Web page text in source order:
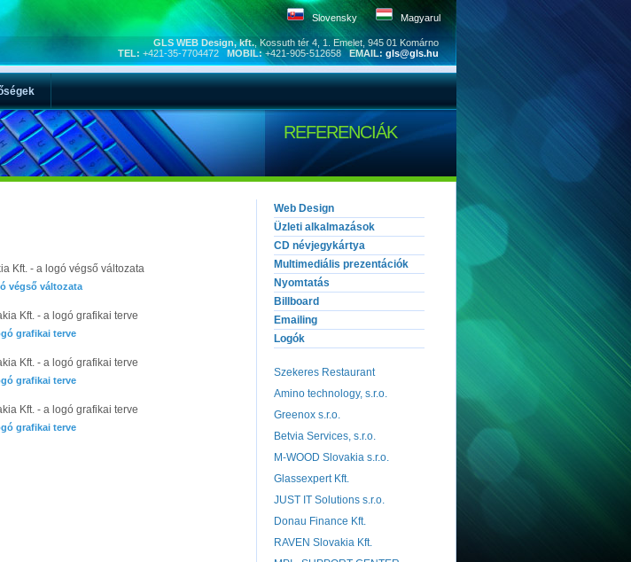
GLS WEB Design, kft., Kossuth tér 4, 1. Emelet, 945 01 Komárno
TEL: +421-35-7704472 MOBIL:+421-905-512658 EMAIL: gls@gls.hu
Slovensky Magyarul
REFERENCIÁK
végső változata
grafikai terve
grafikai terve
grafikai terve
Web Design
Üzleti alkalmazások
CD névjegykártya
Multimediális prezentációk
Nyomtatás
Billboard
Emailing
Logók
Szekeres Restaurant
Amino technology, s.r.o.
Greenox s.r.o.
Betvia Services, s.r.o.
M-WOOD Slovakia s.r.o.
Glassexpert Kft.
JUST IT Solutions s.r.o.
Donau Finance Kft.
RAVEN Slovakia Kft.